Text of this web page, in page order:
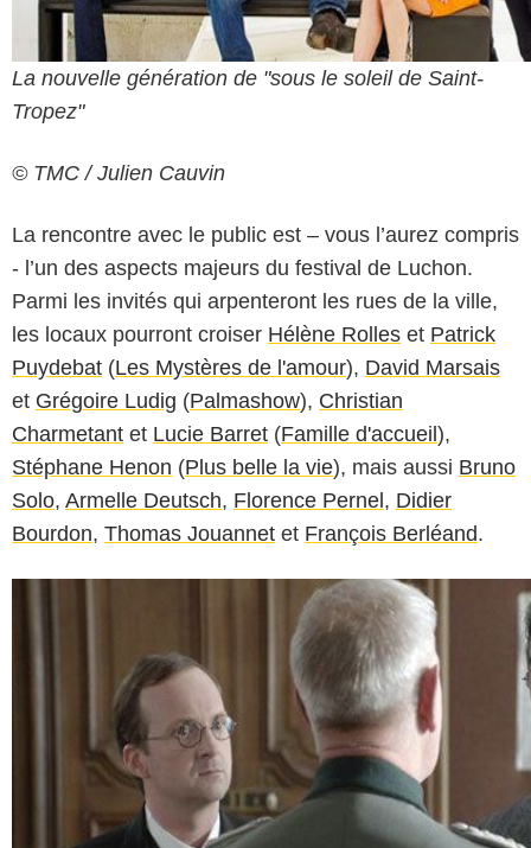
La nouvelle génération de "sous le soleil de Saint-
Tropez"
© TMC / Julien Cauvin
La rencontre avec le public est – vous l’aurez compris
- l’un des aspects majeurs du festival de Luchon.
Parmi les invités qui arpenteront les rues de la ville,
les locaux pourront croiser Hélène Rolles et Patrick
Puydebat (Les Mystères de l'amour), David Marsais
et Grégoire Ludig (Palmashow), Christian
Charmetant et Lucie Barret (Famille d'accueil),
Stéphane Henon (Plus belle la vie), mais aussi Bruno
Solo, Armelle Deutsch, Florence Pernel, Didier
Bourdon, Thomas Jouannet et François Berléand.